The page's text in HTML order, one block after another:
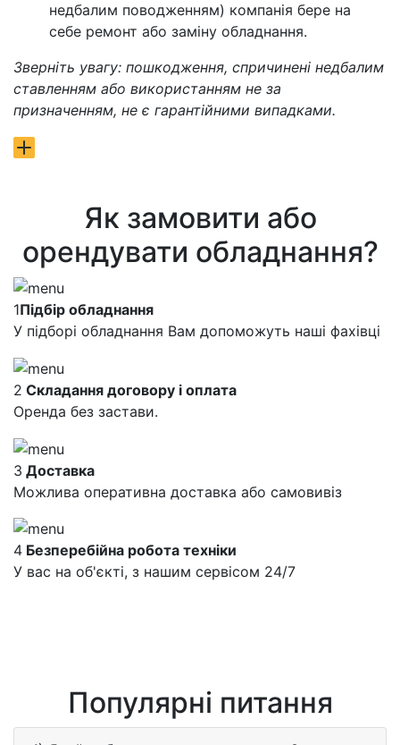
недбалим поводженням) компанія бере на
себе ремонт або заміну обладнання.
Зверніть увагу: пошкодження, спричинені недбалим
ставленням або використанням не за
призначенням, не є гарантійними випадками.
Як замовити або
орендувати обладнання?
1Підбір обладнання
У підборі обладнання Вам допоможуть наші фахівці
2 Складання договору і оплата
Оренда без застави.
3 Доставка
Можлива оперативна доставка або самовивіз
4 Безперебійна робота техніки
У вас на об'єкті, з нашим сервісом 24/7
Популярні питання